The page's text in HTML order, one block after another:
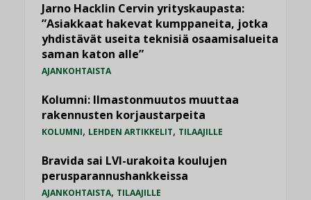
Jarno Hacklin Cervin yrityskaupasta:
”Asiakkaat hakevat kumppaneita, jotka
yhdistävät useita teknisiä osaamisalueita
saman katon alle”
AJANKOHTAISTA
Kolumni: Ilmastonmuutos muuttaa
rakennusten korjaustarpeita
KOLUMNI, LEHDEN ARTIKKELIT, TILAAJILLE
Bravida sai LVI-urakoita koulujen
perusparannushankkeissa
AJANKOHTAISTA, TILAAJILLE